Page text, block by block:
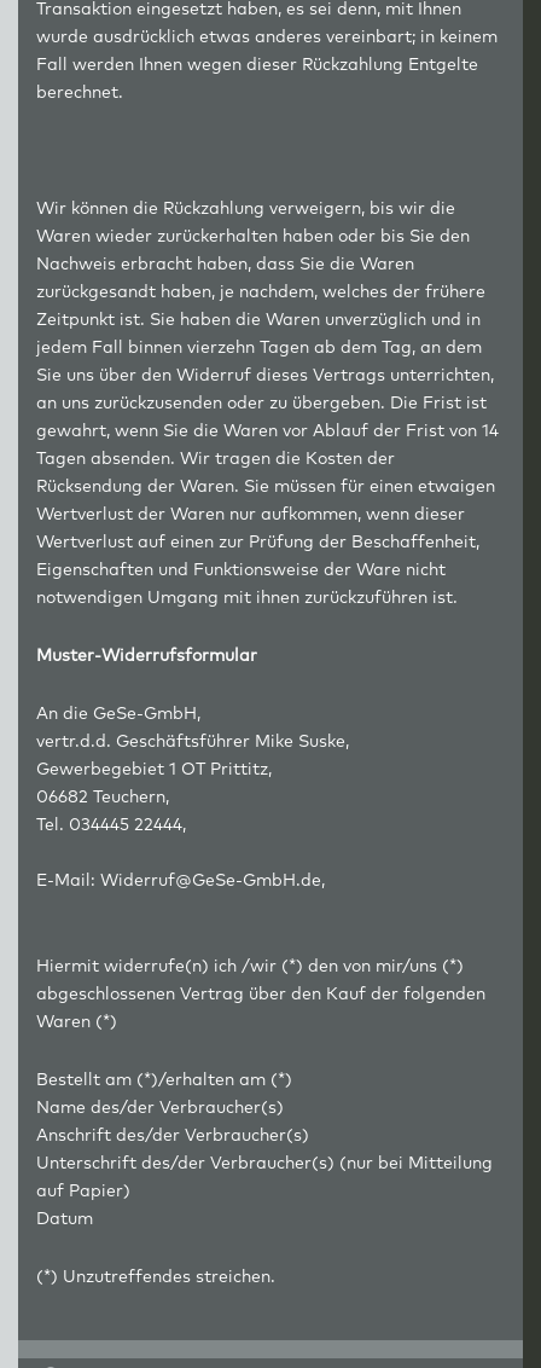
Transaktion eingesetzt haben, es sei denn, mit Ihnen
wurde ausdrücklich etwas anderes vereinbart; in keinem
Fall werden Ihnen wegen dieser Rückzahlung Entgelte
berechnet.
Wir können die Rückzahlung verweigern, bis wir die
Waren wieder zurückerhalten haben oder bis Sie den
Nachweis erbracht haben, dass Sie die Waren
zurückgesandt haben, je nachdem, welches der frühere
Zeitpunkt ist. Sie haben die Waren unverzüglich und in
jedem Fall binnen vierzehn Tagen ab dem Tag, an dem
Sie uns über den Widerruf dieses Vertrags unterrichten,
an uns zurückzusenden oder zu übergeben. Die Frist ist
gewahrt, wenn Sie die Waren vor Ablauf der Frist von 14
Tagen absenden. Wir tragen die Kosten der
Rücksendung der Waren. Sie müssen für einen etwaigen
Wertverlust der Waren nur aufkommen, wenn dieser
Wertverlust auf einen zur Prüfung der Beschaffenheit,
Eigenschaften und Funktionsweise der Ware nicht
notwendigen Umgang mit ihnen zurückzuführen ist.
Muster-Widerrufsformular
An die GeSe-GmbH,
vertr.d.d. Geschäftsführer Mike Suske,
Gewerbegebiet 1 OT Prittitz,
06682 Teuchern,
Tel. 034445 22444,
E-Mail: Widerruf@GeSe-GmbH.de,
Hiermit widerrufe(n) ich /wir (*) den von mir/uns (*)
abgeschlossenen Vertrag über den Kauf der folgenden
Waren (*)
Bestellt am (*)/erhalten am (*)
Name des/der Verbraucher(s)
Anschrift des/der Verbraucher(s)
Unterschrift des/der Verbraucher(s) (nur bei Mitteilung
auf Papier)
Datum
(*) Unzutreffendes streichen.